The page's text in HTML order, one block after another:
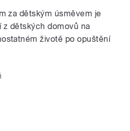
s
za dětským úsměvem je
dětských domovů na
životě po opuštění